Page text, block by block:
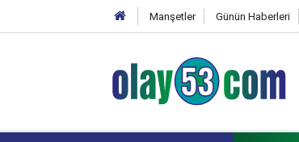
Manşetler Günün Haberleri